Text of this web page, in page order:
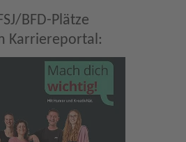
BFD-Plätze
Karriereportal: